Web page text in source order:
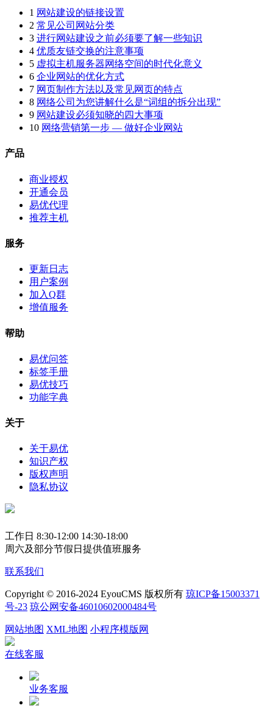
1 网站建设的链接设置
2 常见公司网站分类
3 进行网站建设之前必须要了解一些知识
4 优质友链交换的注意事项
5 虚拟主机服务器网络空间的时代化意义
6 企业网站的优化方式
7 网页制作方法以及常见网页的特点
8 网络公司为您讲解什么是“词组的拆分出现”
9 网站建设必须知晓的四大事项
10 网络营销第一步 — 做好企业网站
产品
商业授权
开通会员
易优代理
推荐主机
服务
更新日志
用户案例
加入Q群
增值服务
帮助
易优问答
标签手册
易优技巧
功能字典
关于
关于易优
知识产权
版权声明
隐私协议
工作日 8:30-12:00 14:30-18:00
周六及部分节假日提供值班服务
联系我们
Copyright © 2016-2024 EyouCMS 版权所有 琼ICP备15003371
号-23 琼公网安备46010602000484号
网站地图 XML地图 小程序模版网
在线客服
业务客服